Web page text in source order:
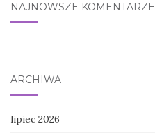
NAJNOWSZE KOMENTARZE
ARCHIWA
lipiec 2026